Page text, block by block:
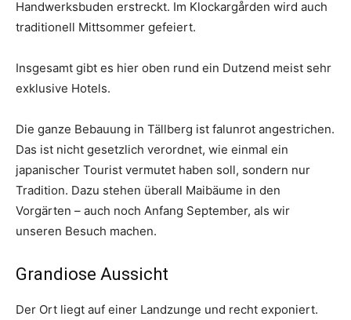
Handwerksbuden erstreckt. Im Klockargården wird auch
traditionell Mittsommer gefeiert.
Insgesamt gibt es hier oben rund ein Dutzend meist sehr
exklusive Hotels.
Die ganze Bebauung in Tällberg ist falunrot angestrichen.
Das ist nicht gesetzlich verordnet, wie einmal ein
japanischer Tourist vermutet haben soll, sondern nur
Tradition. Dazu stehen überall Maibäume in den
Vorgärten – auch noch Anfang September, als wir
unseren Besuch machen.
Grandiose Aussicht
Der Ort liegt auf einer Landzunge und recht exponiert.